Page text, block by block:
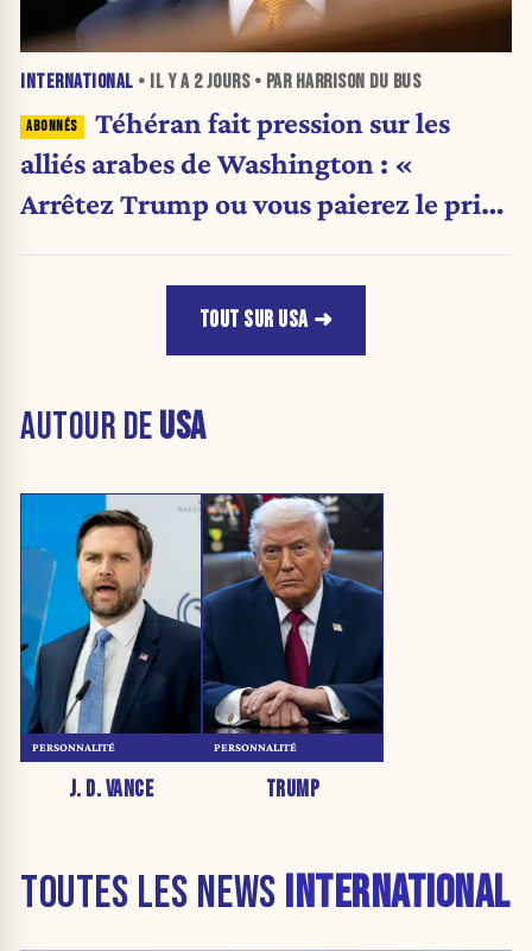
INTERNATIONAL • IL Y A 2 JOURS• PAR HARRISON DU BUS
Téhéran fait pression sur les
alliés arabes de Washington : «
Arrêtez Trump ou vous paierez le prix
TOUT SUR USA
AUTOUR DEUSA
J. D. VANCE
PERSONNALITÉ
TRUMP
PERSONNALITÉ
TOUTES LES NEWS INTERNATIONAL